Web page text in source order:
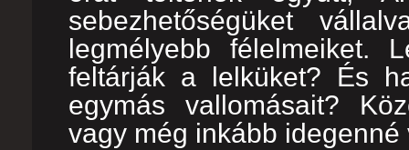
sebezhetőségüket
legmélyebb félelmeiket.
feltárják a lelküket? És
egymás vallomásait?
vagy még inkább idegenné